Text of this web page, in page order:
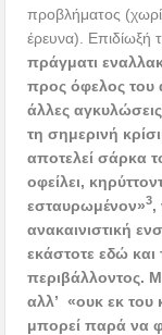
προβλήματος
έρευνα). Επιδίωξή
πράγματι
προς όφελος του
άλλες
τη σημερινή
αποτελεί σάρκα
οφείλει,
εσταυρωμένον»3,
ανακαινιστική
εκάστοτε εδώ και
περιβάλλοντος.
αλλ’ «ουκ εκ του
μπορεί παρά να